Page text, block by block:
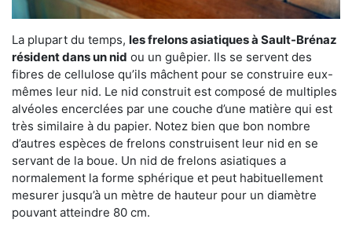
La plupart du temps, les frelons asiatiques à Sault-Brénaz
résident dans un nid ou un guêpier. Ils se servent des
fibres de cellulose qu’ils mâchent pour se construire eux-
mêmes leur nid. Le nid construit est composé de multiples
alvéoles encerclées par une couche d’une matière qui est
très similaire à du papier. Notez bien que bon nombre
d’autres espèces de frelons construisent leur nid en se
servant de la boue. Un nid de frelons asiatiques a
normalement la forme sphérique et peut habituellement
mesurer jusqu’à un mètre de hauteur pour un diamètre
pouvant atteindre 80 cm.